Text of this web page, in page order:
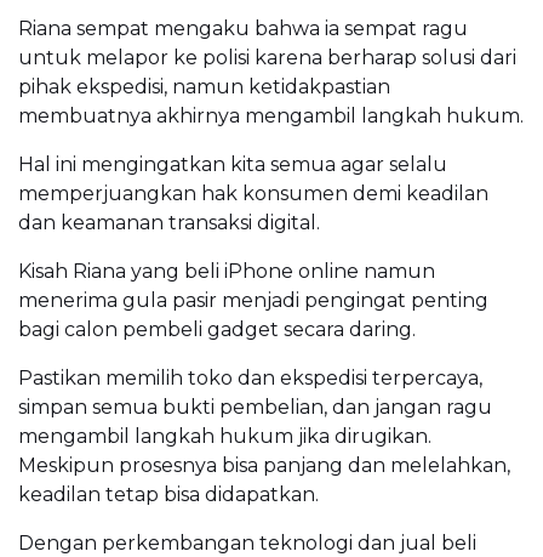
Riana sempat mengaku bahwa ia sempat ragu
untuk melapor ke polisi karena berharap solusi dari
pihak ekspedisi, namun ketidakpastian
membuatnya akhirnya mengambil langkah hukum.
Hal ini mengingatkan kita semua agar selalu
memperjuangkan hak konsumen demi keadilan
dan keamanan transaksi digital.
Kisah Riana yang beli iPhone online namun
menerima gula pasir menjadi pengingat penting
bagi calon pembeli gadget secara daring.
Pastikan memilih toko dan ekspedisi terpercaya,
simpan semua bukti pembelian, dan jangan ragu
mengambil langkah hukum jika dirugikan.
Meskipun prosesnya bisa panjang dan melelahkan,
keadilan tetap bisa didapatkan.
Dengan perkembangan teknologi dan jual beli